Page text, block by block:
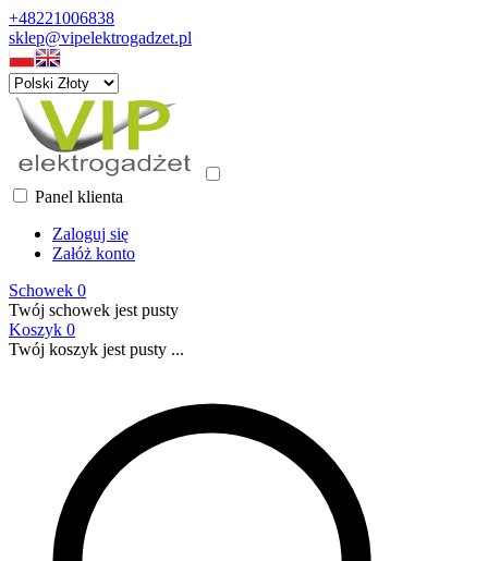
+48221006838
sklep@vipelektrogadzet.pl
Panel klienta
Zaloguj się
Załóż konto
Schowek 0
Twój schowek jest pusty
Koszyk 0
Twój koszyk jest pusty ...